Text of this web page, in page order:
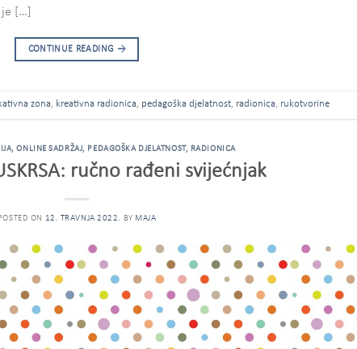
[…]
CONTINUE READING →
zona, kreativna radionica, pedagoška djelatnost, radionica, rukotvorine
,ONLINE SADRŽAJ, PEDAGOŠKA DJELATNOST, RADIONICA
ručno rađeni svijećnjak
ON 12. TRAVNJA 2022. BY MAJA